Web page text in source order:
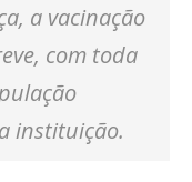
a vacinação
com toda
instituição.